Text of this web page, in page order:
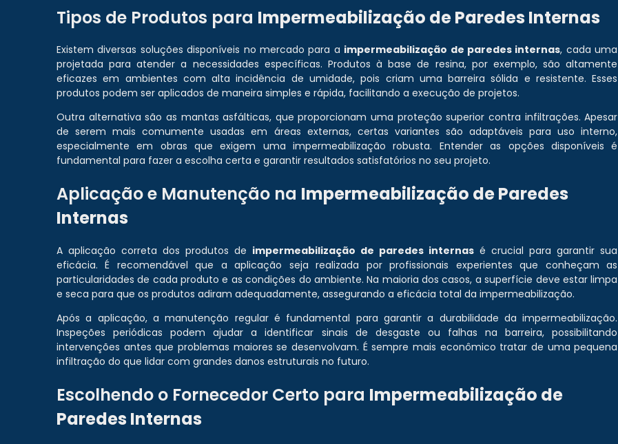
Tipos de Produtos para Impermeabilização de Paredes Internas
Existem diversas soluções disponíveis no mercado para a impermeabilização de paredes internas, cada uma
projetada para atender a necessidades específicas. Produtos à base de resina, por exemplo, são altamente
eficazes em ambientes com alta incidência de umidade, pois criam uma barreira sólida e resistente. Esses
produtos podem ser aplicados de maneira simples e rápida, facilitando a execução de projetos.
Outra alternativa são as mantas asfálticas, que proporcionam uma proteção superior contra infiltrações. Apesar
de serem mais comumente usadas em áreas externas, certas variantes são adaptáveis para uso interno,
especialmente em obras que exigem uma impermeabilização robusta. Entender as opções disponíveis é
fundamental para fazer a escolha certa e garantir resultados satisfatórios no seu projeto.
Aplicação e Manutenção na Impermeabilização de Paredes
Internas
A aplicação correta dos produtos de impermeabilização de paredes internas é crucial para garantir sua
eficácia. É recomendável que a aplicação seja realizada por profissionais experientes que conheçam as
particularidades de cada produto e as condições do ambiente. Na maioria dos casos, a superfície deve estar limpa
e seca para que os produtos adiram adequadamente, assegurando a eficácia total da impermeabilização.
Após a aplicação, a manutenção regular é fundamental para garantir a durabilidade da impermeabilização.
Inspeções periódicas podem ajudar a identificar sinais de desgaste ou falhas na barreira, possibilitando
intervenções antes que problemas maiores se desenvolvam. É sempre mais econômico tratar de uma pequena
infiltração do que lidar com grandes danos estruturais no futuro.
Escolhendo o Fornecedor Certo para Impermeabilização de
Paredes Internas